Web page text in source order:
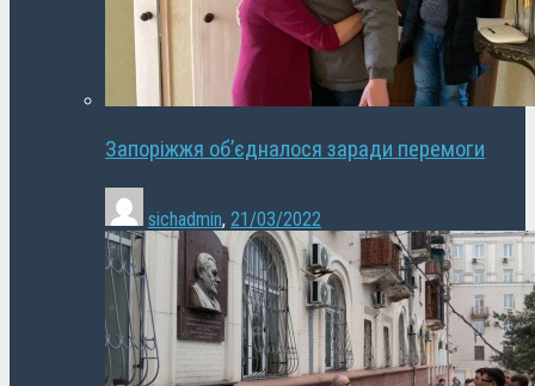
Запоріжжя об’єдналося заради перемоги
sichadmin, 21/03/2022